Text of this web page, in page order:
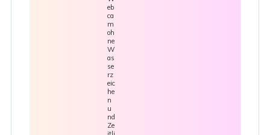
eb
ca
m
oh
ne
W
as
se
rz
eic
he
n
u
nd
Ze